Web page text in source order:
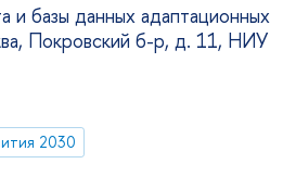
и базы данных адаптационных
Покровский б-р, д. 11, НИУ
2030